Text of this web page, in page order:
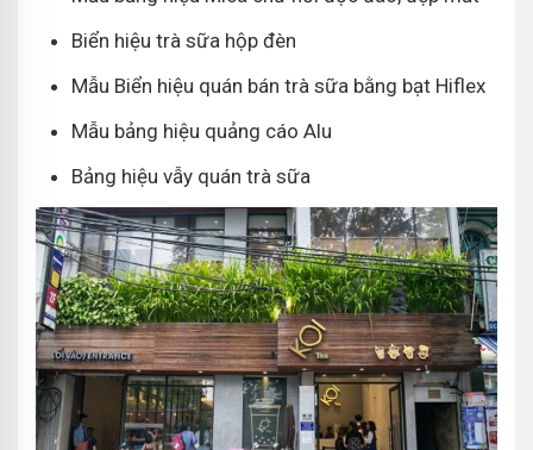
Biển hiệu trà sữa hộp đèn
Mẫu Biển hiệu quán bán trà sữa bằng bạt Hiflex
Mẫu bảng hiệu quảng cáo Alu
Bảng hiệu vẫy quán trà sữa